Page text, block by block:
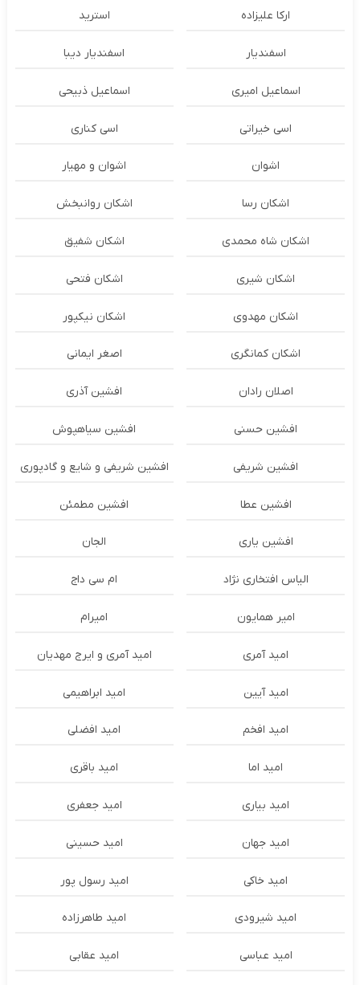
ارکا علیزاده استرید
اسفندیار اسفندیار دیبا
اسماعیل امیری اسماعیل ذبیحی
اسی خیراتی اسی کناری
اشوان اشوان و مهیار
اشکان رسا اشکان روانبخش
اشکان شاه محمدی اشکان شفیق
اشکان شیری اشکان فتحی
اشکان مهدوی اشکان نیکپور
اشکان‌ کمانگری اصغر ایمانی
اصلان رادان افشین آذری
افشین حسنی افشین سیاهپوش
افشین شریفی افشین شریفی و شایع و گادپوری
افشین عطا افشین مطمئن
افشین یاری الجان
الیاس افتخاری نژاد ام سی داج
امير همايون اميرام
امید آمری امید آمری و ایرج مهدیان
امید آیین امید ابراهیمی
امید افخم امید افضلی
امید اما امید باقری
امید بیاری امید جعفری
امید جهان امید حسینی
امید خاکی امید رسول پور
امید شیرودی امید طاهرزاده
امید عباسی امید عقابی